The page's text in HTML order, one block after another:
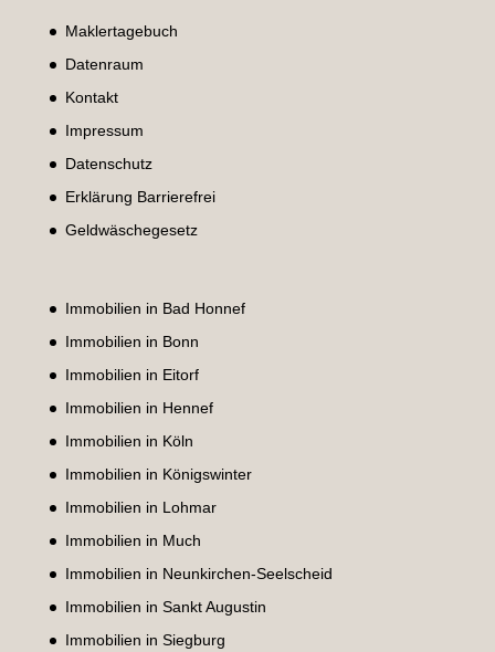
Maklertagebuch
Datenraum
Kontakt
Impressum
Datenschutz
Erklärung Barrierefrei
Geldwäschegesetz
Immobilien in Bad Honnef
Immobilien in Bonn
Immobilien in Eitorf
Immobilien in Hennef
Immobilien in Köln
Immobilien in Königswinter
Immobilien in Lohmar
Immobilien in Much
Immobilien in Neunkirchen-Seelscheid
Immobilien in Sankt Augustin
Immobilien in Siegburg